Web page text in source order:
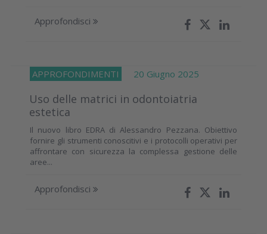
Approfondisci
APPROFONDIMENTI 20 Giugno 2025
Uso delle matrici in odontoiatria
estetica
Il nuovo libro EDRA di Alessandro Pezzana. Obiettivo
fornire gli strumenti conoscitivi e i protocolli operativi per
affrontare con sicurezza la complessa gestione delle
aree...
Approfondisci